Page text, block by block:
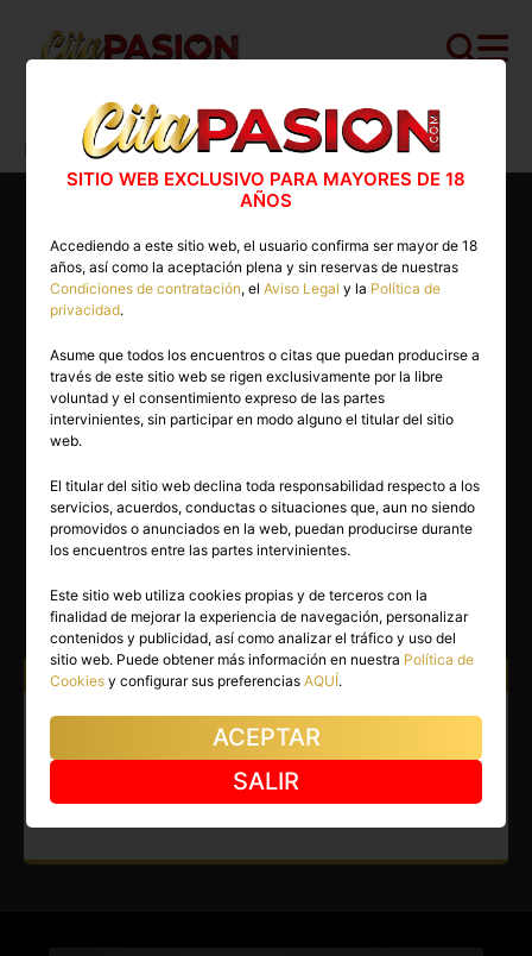
Cita PASION.COM>Escorts>Barcelona>
Barcelona capital> Carol
26 años
CAROL
Barcelona capital(Barcelona)
(3)
Atiendo a: Hombres
Escort en Barcelona capital.
Llegó una auténtica novedad
en Barcelona.
SITIO WEB EXCLUSIVO PARA MAYORES DE 18
AÑOS
Accediendo a este sitio web, el usuario confirma ser mayor de 18
años, así como la aceptación plena y sin reservas de nuestras
Condiciones de contratación, elAviso Legal y la Política de
privacidad.
Asume que todos los encuentros o citas que puedan producirse a
través de este sitio web se rigen exclusivamente por la libre
voluntad y el consentimiento expreso de las partes
intervinientes, sin participar en modo alguno el titular del sitio
web.
El titular del sitio web declina toda responsabilidad respecto a los
servicios, acuerdos, conductas o situaciones que, aun no siendo
promovidos o anunciados en la web, puedan producirse durante
los encuentros entre las partes intervinientes.
Este sitio web utiliza cookies propias y de terceros con la
finalidad de mejorar la experiencia de navegación, personalizar
contenidos y publicidad, así como analizar el tráfico y uso del
sitio web. Puede obtener más información en nuestra Política de
Cookies y configurar sus preferenciasAQUÍ.
ACEPTAR
SALIR